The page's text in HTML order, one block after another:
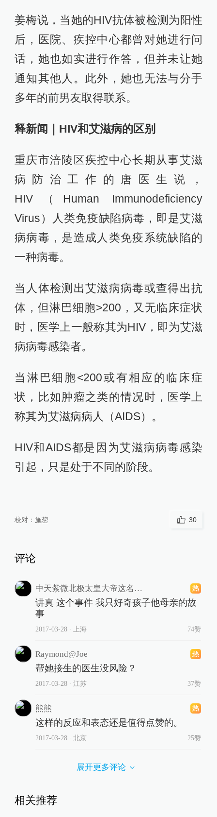
姜梅说，当她的HIV抗体被检测为阳性
后，医院、疾控中心都曾对她进行问
话，她也如实进行作答，但并未让她
通知其他人。此外，她也无法与分手
多年的前男友取得联系。
释新闻｜HIV和艾滋病的区别
重庆市涪陵区疾控中心长期从事艾滋
病防治工作的唐医生说，
HIV（Human Immunodeficiency
Virus）人类免疫缺陷病毒，即是艾滋
病病毒，是造成人类免疫系统缺陷的
一种病毒。
当人体检测出艾滋病病毒或查得出抗
体，但淋巴细胞>200，又无临床症状
时，医学上一般称其为HIV，即为艾滋
病病毒感染者。
当淋巴细胞<200或有相应的临床症
状，比如肿瘤之类的情况时，医学上
称其为艾滋病病人（AIDS）。
HIV和AIDS都是因为艾滋病病毒感染
引起，只是处于不同的阶段。
校对： 施鋆 30
评论
中天紫微北极太皇大帝这名字不能更拽了
讲真 这个事件 我只好奇孩子他母亲的故
事
2017-03-28∙ 上海 74赞
Raymond@Joe
帮她接生的医生没风险？
2017-03-28∙ 江苏 37赞
熊熊
这样的反应和表态还是值得点赞的。
2017-03-28∙ 北京 25赞
展开更多评论
相关推荐